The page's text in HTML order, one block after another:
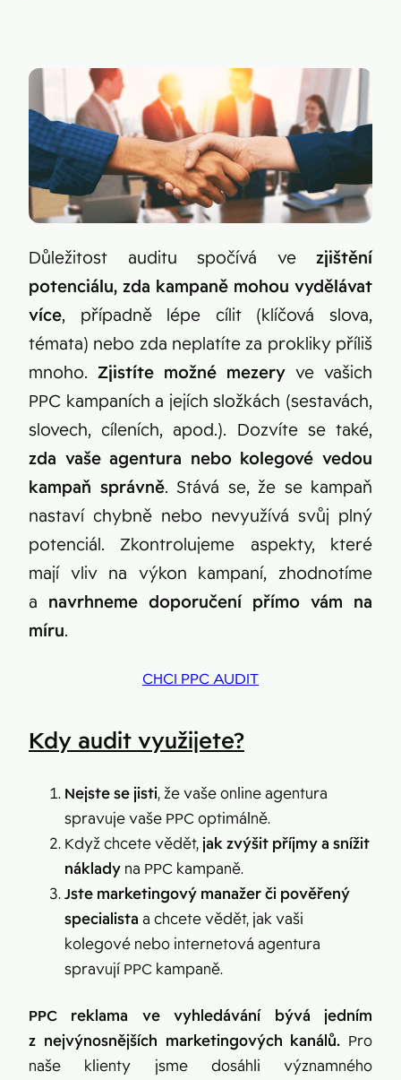
ActiveCampaign
Apollo
Leady
Merk
SimilarWeb
Pipedrive
Důležitost auditu spočívá ve zjištění
potenciálu, zda kampaně mohou vydělávat
více, případně lépe cílit (klíčová slova,
témata) nebo zda neplatíte za prokliky příliš
mnoho. Zjistíte možné mezery ve vašich
PPC kampaních a jejích složkách (sestavách,
slovech, cíleních, apod.). Dozvíte se také,
zda vaše agentura nebo kolegové vedou
kampaň správně. Stává se, že se kampaň
nastaví chybně nebo nevyužívá svůj plný
potenciál. Zkontrolujeme aspekty, které
mají vliv na výkon kampaní, zhodnotíme
a navrhneme doporučení přímo vám na
míru.
CHCI PPC AUDIT
Kdy audit využijete?
Nejste se jisti, že vaše online agentura
spravuje vaše PPC optimálně.
Když chcete vědět,jak zvýšit příjmy a snížit
náklady na PPC kampaně.
Jste marketingový manažer či pověřený
specialista a chcete vědět, jak vaši
kolegové nebo internetová agentura
spravují PPC kampaně.
PPC reklama ve vyhledávání bývájedním
z nejvýnosnějších marketingových kanálů. Pro
naše klienty jsme dosáhli významného